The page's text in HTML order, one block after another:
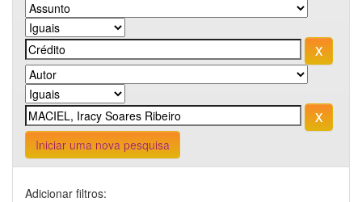
Iniciar uma nova pesquisa
Adicionar filtros: